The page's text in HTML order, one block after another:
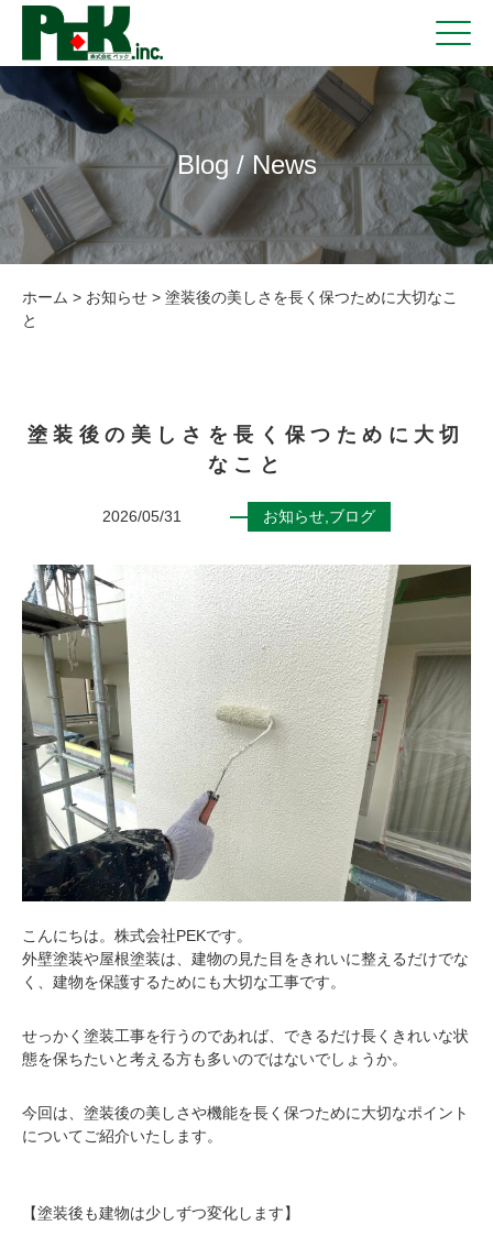
Blog / News
ホーム > お知らせ > 塗装後の美しさを長く保つために大切なこ
と
塗装後の美しさを長く保つために大切
なこと
2026/05/31 お知らせ ブログ
こんにちは。株式会社PEKです。
外壁塗装や屋根塗装は、建物の見た目をきれいに整えるだけでな
く、建物を保護するためにも大切な工事です。
せっかく塗装工事を行うのであれば、できるだけ長くきれいな状
態を保ちたいと考える方も多いのではないでしょうか。
今回は、塗装後の美しさや機能を長く保つために大切なポイント
についてご紹介いたします。
【塗装後も建物は少しずつ変化します】